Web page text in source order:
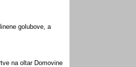
golubove, a
na oltar Domovine